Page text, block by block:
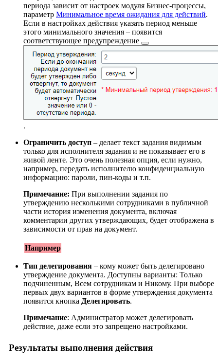
периода зависит от настроек модуля Бизнес-процессы,
параметр Минимальное время ожидания для действий.
Если в настройках действия указать период меньше
этого минимального значения – появится
соответствующее предупреждение
.
Ограничить доступ – делает текст задания видимым
только для исполнителя задания и не показывает его в
живой ленте. Это очень полезная опция, если нужно,
например, передать исполнителю конфиденциальную
информацию: пароли, пин-коды и т.п.
Примечание: При выполнении задания по
утверждению несколькими сотрудниками в публичной
части история изменения документа, включая
комментарии других утверждающих, будет отображена в
зависимости от прав на документ.
Например
Тип делегирования – кому может быть делегировано
утверждение документа. Доступны варианты: Только
подчиненным, Всем сотрудникам и Никому. При выборе
первых двух вариантов в форме утверждения документа
появится кнопка Делегировать.
Примечание: Администратор может делегировать
действие, даже если это запрещено настройками.
Результаты выполнения действия